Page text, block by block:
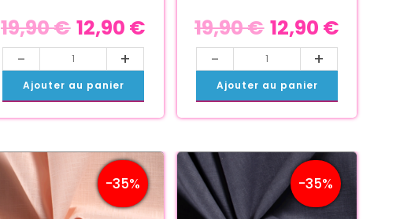
19,90€ 12,90 €
- +
Ajouter au panier
19,90€ 12,90 €
- +
Ajouter au panier
-35% -35%